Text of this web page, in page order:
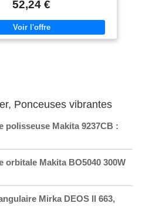
régulier et maîtrisé. [Avantages]
et excellente stabilité pour un
confortable et homogène sur les
lors des travaux de finition. [Contenu]
52,24 €
Ponceuses vibrantes
polisseuse Makita 9237CB :
orbitale Makita BO5040 300W
Mirka DEOS II 663,